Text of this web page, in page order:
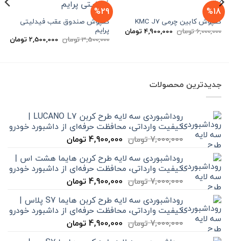
%18
کفپوش کابین چرمی KMC J7
6,000,000تومان قیمت
اصلی
4,900,000 تومانقیمت
فعلی
4,900,000 تومان
%29
کفپوش صندوق عقب فیدلیتی
پرایم
3,500,000تومان قیمت
اصلی
2,500,000 تومان
جدیدترین محصولات
روداشبوردی سه‌ لایه طرح کربن LUCANO L7 |
کیفیت وارداتی، محافظت حرفه‌ای از داشبورد خودرو
7,000,000تومان قیمت
7,000,000 تومان
بود.
4,900,000 تومانقیمت
4,900,000 تومان
است.
روداشبوردی سه‌ لایه طرح کربن هایما هشت اس |
کیفیت وارداتی، محافظت حرفه‌ای از داشبورد خودرو
7,000,000تومان قیمت
7,000,000 تومان
بود.
4,900,000 تومانقیمت
4,900,000 تومان
است.
روداشبوردی سه‌ لایه طرح کربن هایما S7 پلاس |
کیفیت وارداتی، محافظت حرفه‌ای از داشبورد خودرو
7,000,000تومان قیمت
4,900,000 تومانقیمت